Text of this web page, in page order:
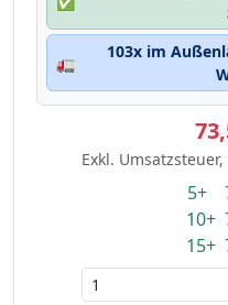
🚛
103x im
Exkl.
5+
10+
15+